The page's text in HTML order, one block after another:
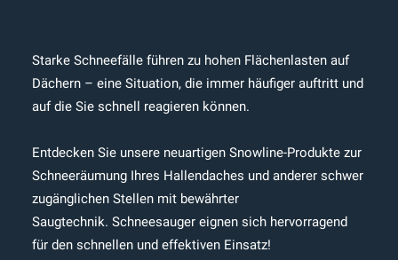
Starke Schneefälle führen zu hohen Flächenlasten auf
Dächern – eine Situation, die immer häufiger auftritt und
auf die Sie schnell reagieren können.
Entdecken Sie unsere neuartigen Snowline-Produkte zur
Schneeräumung Ihres Hallendaches und anderer schwer
zugänglichen Stellen mit bewährter
Saugtechnik. Schneesauger eignen sich hervorragend
für den schnellen und effektiven Einsatz!